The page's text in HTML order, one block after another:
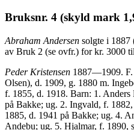
Bruksnr. 4 (skyld mark
Abraham Andersen solgte i 1887
av Bruk 2 (se ovfr.) for kr. 3000
Peder Kristensen 1887—1909. F.
Olsen), d. 1909, g. 1880 m.
f. 1855, d. 1918. Barn: 1.
på Bakke; ug. 2. Ingvald, f.
1885, d. 1941 på Bakke; ug. 4.
Andebu; ug. 5. Hjalmar, f. 1890,